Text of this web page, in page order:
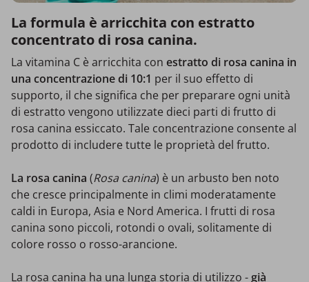
La formula è arricchita con estratto
concentrato di rosa canina.
La vitamina C è arricchita con estratto di rosa canina in
una concentrazione di 10:1 per il suo effetto di
supporto, il che significa che per preparare ogni unità
di estratto vengono utilizzate dieci parti di frutto di
rosa canina essiccato. Tale concentrazione consente al
prodotto di includere tutte le proprietà del frutto.
La rosa canina (Rosa canina) è un arbusto ben noto
che cresce principalmente in climi moderatamente
caldi in Europa, Asia e Nord America. I frutti di rosa
canina sono piccoli, rotondi o ovali, solitamente di
colore rosso o rosso-arancione.
La rosa canina ha una lunga storia di utilizzo - già